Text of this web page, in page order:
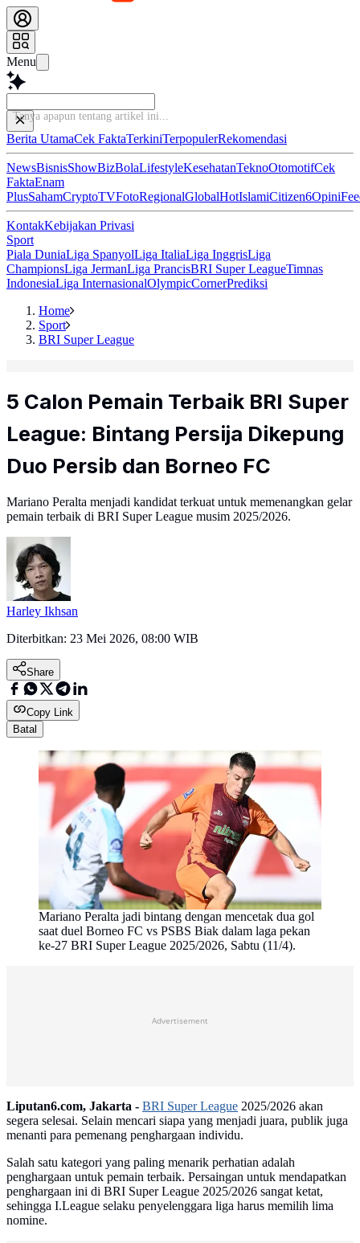
Menu
Baca
Berita UtamaCek FaktaTerkiniTerpopulerRekomendasi
NewsBisnisShowBizBolaLifestyleKesehatanTeknoOtomotifCek
FaktaEnam
PlusSahamCryptoTVFotoRegionalGlobalHotIslamiCitizen6Opini
KontakKebijakan Privasi
Sport
Piala DuniaLiga SpanyolLiga ItaliaLiga InggrisLiga
ChampionsLiga JermanLiga PrancisBRI Super LeagueTimnas
IndonesiaLiga InternasionalOlympicCornerPrediksi
Home
Sport
BRI Super League
5 Calon Pemain Terbaik BRI Super
League: Bintang Persija Dikepung
Duo Persib dan Borneo FC
Mariano Peralta menjadi kandidat terkuat untuk memenangkan gelar
pemain terbaik di BRI Super League musim 2025/2026.
Harley Ikhsan
Diterbitkan: 23 Mei 2026, 08:00 WIB
Share
Copy Link
Batal
Mariano Peralta jadi bintang dengan mencetak dua gol
saat duel Borneo FC vs PSBS Biak dalam laga pekan
ke-27 BRI Super League 2025/2026, Sabtu (11/4).
Advertisement
Liputan6.com, Jakarta - BRI Super League 2025/2026 akan
segera selesai. Selain mencari siapa yang menjadi juara, publik juga
menanti para pemenang penghargaan individu.
Salah satu kategori yang paling menarik perhatian adalah
penghargaan untuk pemain terbaik. Persaingan untuk mendapatkan
penghargaan ini di BRI Super League 2025/2026 sangat ketat,
sehingga I.League selaku penyelenggara liga harus memilih lima
nomine.